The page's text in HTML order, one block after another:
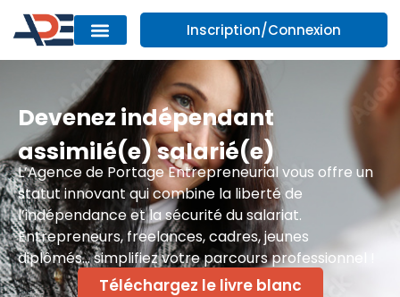
Inscription/Connexion
Devenez indépendant
assimilé(e) salarié(e)
L’Agence de Portage Entrepreneurial vous offre un
statut innovant qui combine la liberté de
l’indépendance et la sécurité du salariat.
Entrepreneurs, freelances, cadres, jeunes
diplômés… simplifiez votre parcours professionnel !
Téléchargez le livre blanc